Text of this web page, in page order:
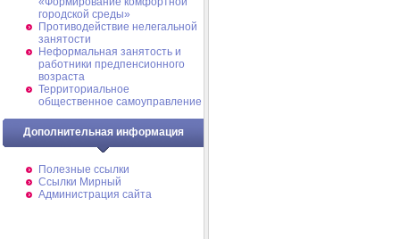
городской среды»
Противодействие нелегальной
занятости
Неформальная занятость и
работники предпенсионного
возраста
Территориальное
общественное самоуправление
Дополнительная информация
Полезные ссылки
Ссылки Мирный
Администрация сайта